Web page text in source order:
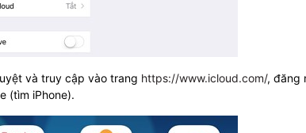
và truy cập vào trang https://www.icloud.com/, đăng
(tìm iPhone).